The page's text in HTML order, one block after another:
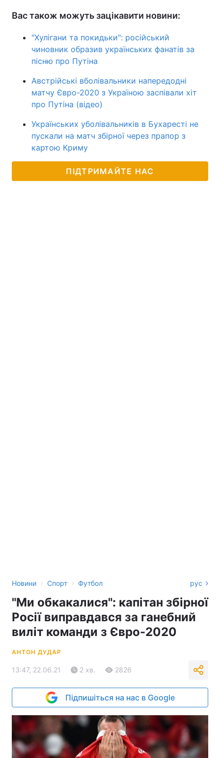
Вас також можуть зацікавити новини:
"Хулігани та покидьки": російський
чиновник образив українських фанатів за
пісню про Путіна
Австрійські вболівальники напередодні
матчу Євро-2020 з Україною заспівали хіт
про Путіна (відео)
Українських уболівальників в Бухаресті не
пускали на матч збірної через прапор з
картою Криму
ПІДТРИМАЙТЕ НАС
Новини › Спорт › Футбол рус
"Ми обкакалися": капітан збірної
Росії виправдався за ганебний
виліт команди з Євро-2020
АНТОН ДУДАР
13:47, 22.06.21 2 хв. 2826
Підпишіться на нас в Google